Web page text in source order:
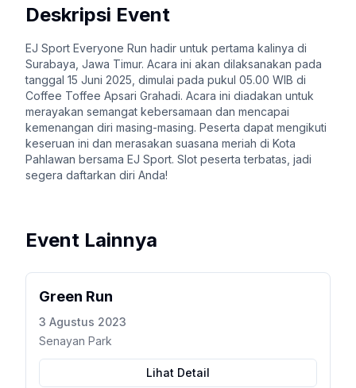
Deskripsi Event
EJ Sport Everyone Run hadir untuk pertama kalinya di
Surabaya, Jawa Timur. Acara ini akan dilaksanakan pada
tanggal 15 Juni 2025, dimulai pada pukul 05.00 WIB di
Coffee Toffee Apsari Grahadi. Acara ini diadakan untuk
merayakan semangat kebersamaan dan mencapai
kemenangan diri masing-masing. Peserta dapat mengikuti
keseruan ini dan merasakan suasana meriah di Kota
Pahlawan bersama EJ Sport. Slot peserta terbatas, jadi
segera daftarkan diri Anda!
Event Lainnya
Green Run
3 Agustus 2023
Senayan Park
Lihat Detail